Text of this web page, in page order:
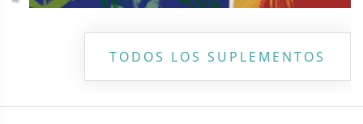
TODOS LOS SUPLEMENTOS